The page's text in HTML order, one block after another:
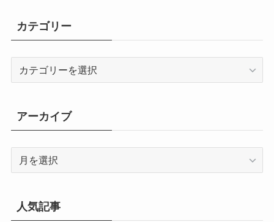
カテゴリー
リ
ー
アーカイブ
ブ
人気記事